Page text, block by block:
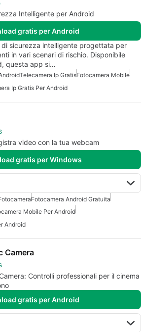
Intelligente per Android
gratis per Android
sicurezza intelligente progettata per
in vari scenari di rischio. Disponibile
questa app si…
Telecamera Ip GratisFotocamera Mobile
Ip Gratis Per Android
video con la tua webcam
gratis per Windows
Fotocamera Android Gratuita
Mobile Per Android
Android
Camera
Controlli professionali per il cinema
gratis per Android